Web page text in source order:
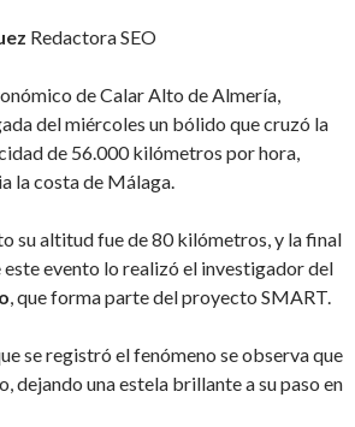
Redactora SEO
de Calar Alto de Almería,
del miércoles un bólido que cruzó la
de 56.000 kilómetros por hora,
la costa de Málaga.
su altitud fue de 80 kilómetros, y la final
este evento lo realizó el investigador del
, que forma parte del proyecto SMART.
se registró el fenómeno se observa que
dejando una estela brillante a su paso en